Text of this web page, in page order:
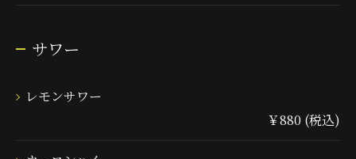
サワー
レモンサワー
￥880 (税込)